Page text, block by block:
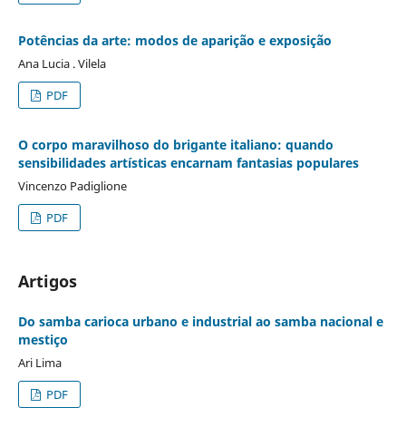
Potências da arte: modos de aparição e exposição
Ana Lucia . Vilela
PDF
O corpo maravilhoso do brigante italiano: quando
sensibilidades artísticas encarnam fantasias populares
Vincenzo Padiglione
PDF
Artigos
Do samba carioca urbano e industrial ao samba nacional e
mestiço
Ari Lima
PDF